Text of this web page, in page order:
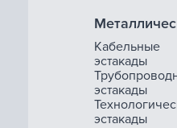
Кабельные
эстакады
эстакады
эстакады